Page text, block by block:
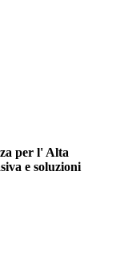
per l' Alta
e soluzioni